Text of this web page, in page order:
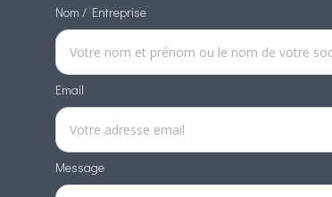
Nom / Entreprise
Email
Message